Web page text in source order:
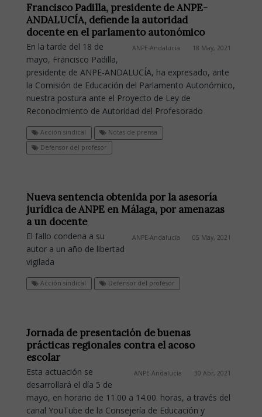
Francisco Padilla, presidente de ANPE-
ANDALUCÍA, defiende la autoridad
docente en el parlamento autonómico
ANPE-Andalucía 18 May, 2021
En la tarde del 18 de
mayo, Francisco Padilla,
presidente de ANPE-ANDALUCÍA, ha expresado, ante
la Comisión de Educación del Parlamento Autonómico,
nuestra postura ante el Proyecto de Ley de
Reconocimiento de Autoridad del Profesorado
Acción sindical
Notas de prensa
Defensor del profesor
Nueva sentencia obtenida por la asesoría
jurídica de ANPE en Málaga, por amenazas
a un docente
ANPE-Andalucía 05 May, 2021
El fallo condena a su
autor a un año de libertad
vigilada
Acción sindical Defensor del profesor
Jornada de presentación de buenas
prácticas regionales contra el acoso
escolar
ANPE-Andalucía 30 Abr, 2021
Esta actuación se
desarrollará el día 5 de
mayo, en horario de 11.00 a 14.00. horas, a través del
canal YouTube de la Consejería de Educación y